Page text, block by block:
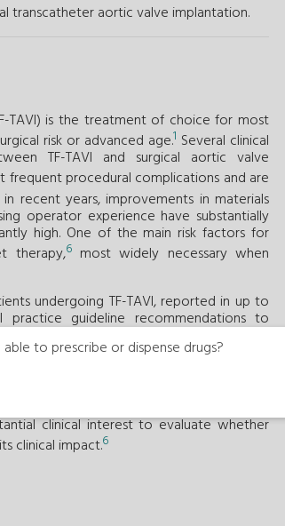
transcatheter aortic valve implantation.
TAVI) is the treatment of choice for most
risk or advanced age.1 Several clinical
TF-TAVI and surgical aortic valve
procedural complications and are
recent years, improvements in materials
operator experience have substantially
high. One of the main risk factors for
therapy,6most widely necessary when
undergoing TF-TAVI, reported in up to
guideline recommendations to
of revascularization.
revascularization in patients undergoing
major adverse cardiovascular events
failure-related hospitalization.)
clinical interest to evaluate whether
clinical impact.6
to prescribe or dispense drugs?